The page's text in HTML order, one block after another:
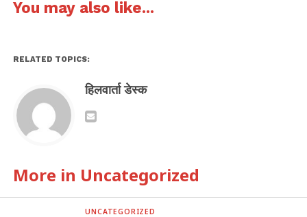
You may also like...
RELATED TOPICS:
हिलवार्ता डेस्क
More in Uncategorized
UNCATEGORIZED